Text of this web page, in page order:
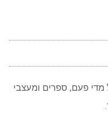
פעם, ספרים ומעצבי